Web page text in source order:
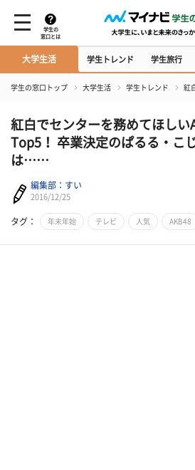
学生の
窓口とは
大学生活 学生トレンド 学生旅行
学生の窓口トップ 大学生活 学生トレンド 紅
紅白でセンターを務めてほしい
Top5！ 卒業決定のぱるる・こ
は……
編集部：すい
2016/12/25
タグ： 年末年始 テレビ 人気 AKB48